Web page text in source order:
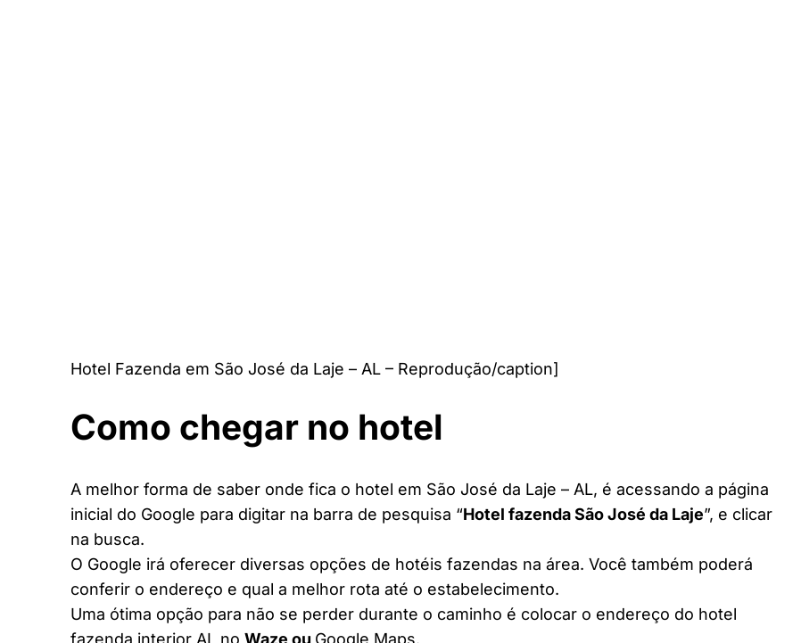
Hotel Fazenda em São José da Laje – AL – Reprodução/caption]
Como chegar no hotel
A melhor forma de saber onde fica o hotel em São José da Laje – AL, é acessando a página
inicial do Google para digitar na barra de pesquisa “Hotel fazenda São José da Laje”, e clicar
na busca.
O Google irá oferecer diversas opções de hotéis fazendas na área. Você também poderá
conferir o endereço e qual a melhor rota até o estabelecimento.
Uma ótima opção para não se perder durante o caminho é colocar o endereço do hotel
fazenda interior AL no Waze ou Google Maps.